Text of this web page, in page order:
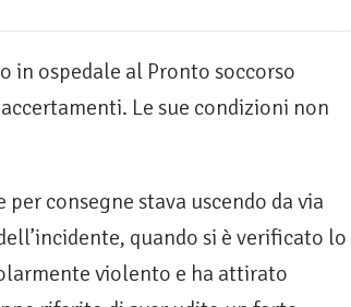
in ospedale al Pronto soccorso
Le sue condizioni non
consegne stava uscendo da via
quando si è verificato lo
violento e ha attirato